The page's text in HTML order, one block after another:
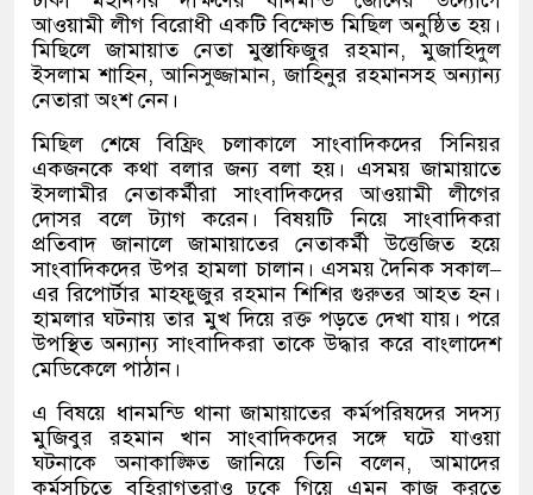
আওয়ামী লীগ বিরোধী একটি বিক্ষোভ মিছিল অনুষ্ঠিত হয়।
মিছিলে জামায়াত নেতা মুস্তাফিজুর রহমান,মুজাহিদুল
ইসলাম শাহিন,আনিসুজ্জামান,জাহিনুর রহমানসহ অন্যান্য
নেতারা অংশ নেন।
মিছিল শেষে বিফ্রিং চলাকালে সাংবাদিকদের সিনিয়র
একজনকে কথা বলার জন্য বলা হয়। এসময় জামায়াতে
ইসলামীর নেতাকর্মীরা সাংবাদিকদের আওয়ামী লীগের
দোসর বলে ট্যাগ করেন। বিষয়টি নিয়ে সাংবাদিকরা
প্রতিবাদ জানালে জামায়াতের নেতাকর্মী উত্তেজিত হয়ে
সাংবাদিকদের উপর হামলা চালান। এসময় দৈনিক সকাল–
এর রিপোর্টার মাহফুজুর রহমান শিশির গুরুতর আহত হন।
হামলার ঘটনায় তার মুখ দিয়ে রক্ত পড়তে দেখা যায়। পরে
উপস্থিত অন্যান্য সাংবাদিকরা তাকে উদ্ধার করে বাংলাদেশ
মেডিকেলে পাঠান।
এ বিষয়ে ধানমন্ডি থানা জামায়াতের কর্মপরিষদের সদস্য
মুজিবুর রহমান খান সাংবাদিকদের সঙ্গে ঘটে যাওয়া
ঘটনাকে অনাকাঙ্ক্ষিত জানিয়ে তিনি বলেন,আমাদের
কর্মসূচিতে বহিরাগতরাও ঢুকে গিয়ে এমন কাজ করতে